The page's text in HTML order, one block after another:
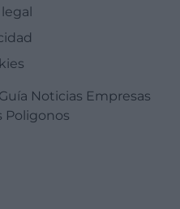
Noticias Empresas
Poligonos